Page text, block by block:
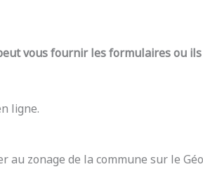
vous fournir les formulaires ou
ligne.
au zonage de la commune sur le